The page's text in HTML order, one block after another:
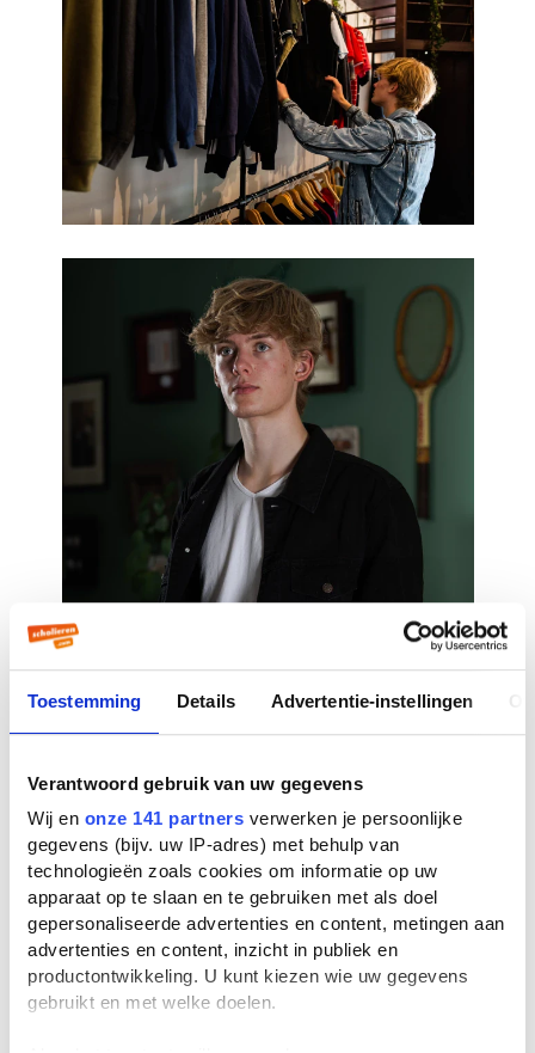
Toestemming Details Advertentie-instellingen
Verantwoord gebruik van uw gegevens
Wij en onze 141 partners verwerken je persoonlijke
gegevens (bijv. uw IP-adres) met behulp van
technologieën zoals cookies om informatie op uw
apparaat op te slaan en te gebruiken met als doel
gepersonaliseerde advertenties en content, metingen aan
advertenties en content, inzicht in publiek en
productontwikkeling. U kunt kiezen wie uw gegevens
gebruikt en met welke doelen.